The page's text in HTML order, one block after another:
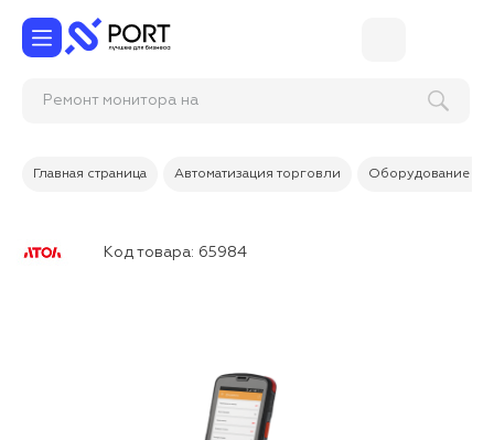
Ремонт монито
Главная страница Автоматизация торговли Оборудование
Код товара: 65984